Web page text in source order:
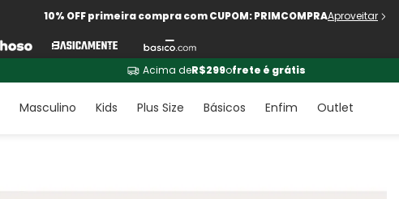
10% OFF primeira compra com CUPOM: PRIMCOMPRAAproveitar
Acima deR$299ofrete é grátis
Masculino Kids Plus Size Básicos Enfim Outlet